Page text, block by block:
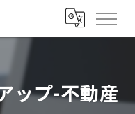
ップ-不動産